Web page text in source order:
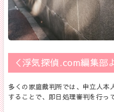
＜浮気探偵.com編集部
多くの家庭裁判所では、申立人本
することで、即日処理審判を行っ